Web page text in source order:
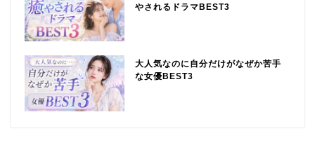
やされるドラマBEST3
大人気なのに自分だけがなぜか苦手
な女優BEST3